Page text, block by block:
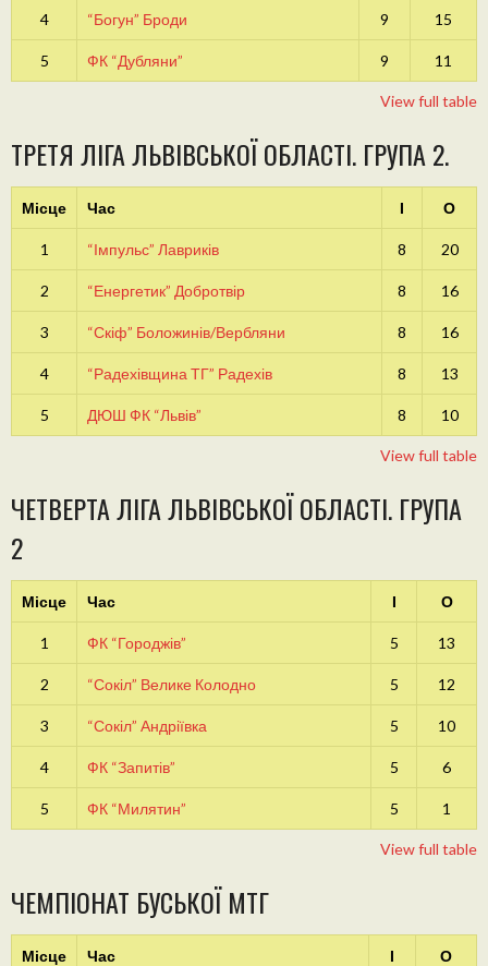
4 “Богун” Броди 9 15
5 ФК “Дубляни” 9 11
View full table
ТРЕТЯ ЛІГА ЛЬВІВСЬКОЇ ОБЛАСТІ. ГРУПА 2.
Місце Час І О
1 “Імпульс” Лавриків 8 20
2 “Енергетик” Добротвір 8 16
3 “Скіф” Боложинів/Вербляни 8 16
4 “Радехівщина ТГ” Радехів 8 13
5 ДЮШ ФК “Львів” 8 10
View full table
ЧЕТВЕРТА ЛІГА ЛЬВІВСЬКОЇ ОБЛАСТІ. ГРУПА
2
Місце Час І О
1 ФК “Городжів” 5 13
2 “Сокіл” Велике Колодно 5 12
3 “Сокіл” Андріївка 5 10
4 ФК “Запитів” 5 6
5 ФК “Милятин” 5 1
View full table
ЧЕМПІОНАТ БУСЬКОЇ МТГ
Місце Час І О